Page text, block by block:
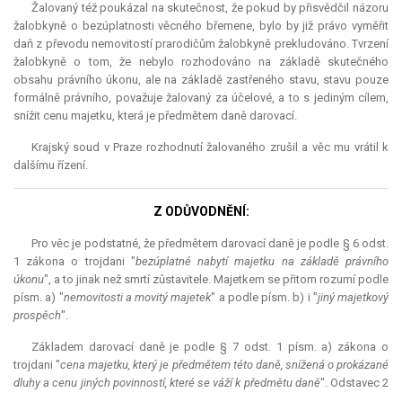
Žalovaný též poukázal na skutečnost, že pokud by přisvědčil názoru
žalobkyně o bezúplatnosti věcného břemene, bylo by již právo vyměřit
daň z převodu nemovitostí prarodičům žalobkyně prekludováno. Tvrzení
žalobkyně o tom, že nebylo rozhodováno na základě skutečného
obsahu právního úkonu, ale na základě zastřeného stavu, stavu pouze
formálně právního, považuje žalovaný za účelové, a to s jediným cílem,
snížit cenu majetku, která je předmětem daně darovací.
Krajský soud v Praze rozhodnutí žalovaného zrušil a věc mu vrátil k
dalšímu řízení.
Z ODŮVODNĚNÍ:
Pro věc je podstatné, že předmětem darovací daně je podle § 6 odst.
1 zákona o trojdani "bezúplatné nabytí majetku na základě právního
úkonu", a to jinak než smrtí zůstavitele. Majetkem se přitom rozumí podle
písm. a) "nemovitosti a movitý majetek" a podle písm. b) i "jiný majetkový
prospěch".
Základem darovací daně je podle § 7 odst. 1 písm. a) zákona o
trojdani "cena majetku, který je předmětem této daně, snížená o prokázané
dluhy a cenu jiných povinností, které se váží k předmětu daně". Odstavec 2